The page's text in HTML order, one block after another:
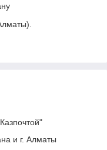
и г. Алматы